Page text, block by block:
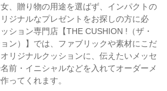
、贈り物の用途を選ばず、インパクトの
ジナルなプレゼントをお探しの方に必
ション専門店【THE CUSHION !（ザ・
ン）】では、ファブリックや素材にこだ
リジナルクッションに、伝えたいメッセ
前・イニシャルなどを入れてオーダーメ
ってくれます。